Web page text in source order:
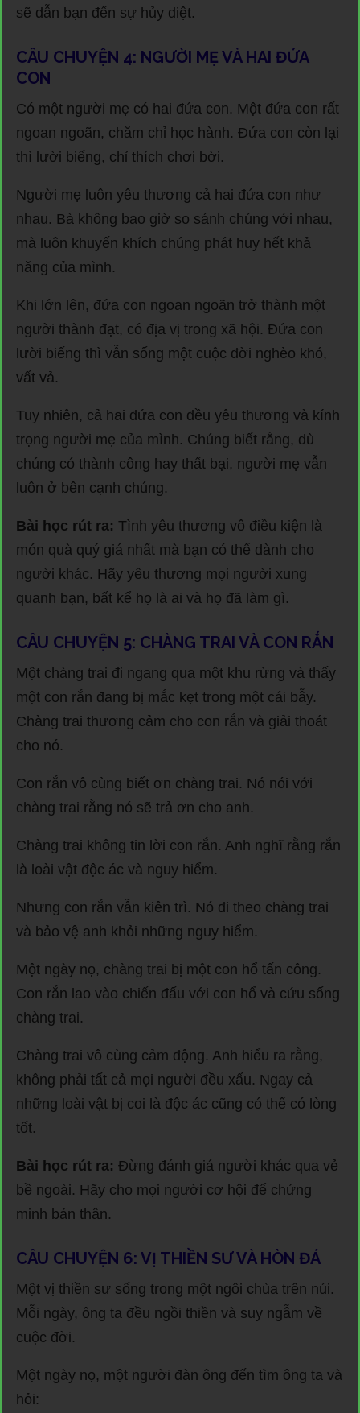
sẽ dẫn bạn đến sự hủy diệt.
CÂU CHUYỆN 4: NGƯỜI MẸ VÀ HAI ĐỨA
CON
Có một người mẹ có hai đứa con. Một đứa con rất
ngoan ngoãn, chăm chỉ học hành. Đứa con còn lại
thì lười biếng, chỉ thích chơi bời.
Người mẹ luôn yêu thương cả hai đứa con như
nhau. Bà không bao giờ so sánh chúng với nhau,
mà luôn khuyến khích chúng phát huy hết khả
năng của mình.
Khi lớn lên, đứa con ngoan ngoãn trở thành một
người thành đạt, có địa vị trong xã hội. Đứa con
lười biếng thì vẫn sống một cuộc đời nghèo khó,
vất vả.
Tuy nhiên, cả hai đứa con đều yêu thương và kính
trọng người mẹ của mình. Chúng biết rằng, dù
chúng có thành công hay thất bại, người mẹ vẫn
luôn ở bên cạnh chúng.
Bài học rút ra: Tình yêu thương vô điều kiện là
món quà quý giá nhất mà bạn có thể dành cho
người khác. Hãy yêu thương mọi người xung
quanh bạn, bất kể họ là ai và họ đã làm gì.
CÂU CHUYỆN 5: CHÀNG TRAI VÀ CON RẮN
Một chàng trai đi ngang qua một khu rừng và thấy
một con rắn đang bị mắc kẹt trong một cái bẫy.
Chàng trai thương cảm cho con rắn và giải thoát
cho nó.
Con rắn vô cùng biết ơn chàng trai. Nó nói với
chàng trai rằng nó sẽ trả ơn cho anh.
Chàng trai không tin lời con rắn. Anh nghĩ rằng rắn
là loài vật độc ác và nguy hiểm.
Nhưng con rắn vẫn kiên trì. Nó đi theo chàng trai
và bảo vệ anh khỏi những nguy hiểm.
Một ngày nọ, chàng trai bị một con hổ tấn công.
Con rắn lao vào chiến đấu với con hổ và cứu sống
chàng trai.
Chàng trai vô cùng cảm động. Anh hiểu ra rằng,
không phải tất cả mọi người đều xấu. Ngay cả
những loài vật bị coi là độc ác cũng có thể có lòng
tốt.
Bài học rút ra: Đừng đánh giá người khác qua vẻ
bề ngoài. Hãy cho mọi người cơ hội để chứng
minh bản thân.
CÂU CHUYỆN 6: VỊ THIỀN SƯ VÀ HÒN ĐÁ
Một vị thiền sư sống trong một ngôi chùa trên núi.
Mỗi ngày, ông ta đều ngồi thiền và suy ngẫm về
cuộc đời.
Một ngày nọ, một người đàn ông đến tìm ông ta và
hỏi: